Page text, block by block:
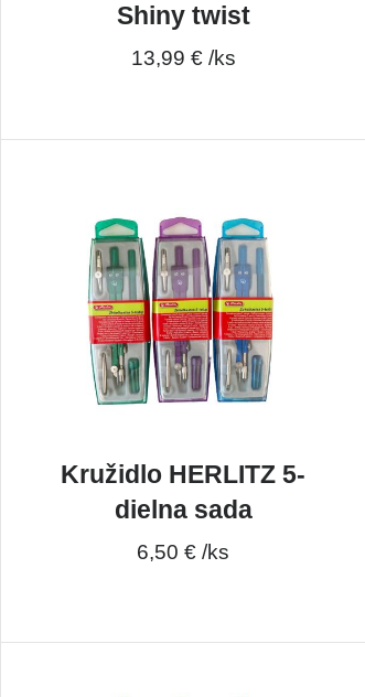
Shiny twist
13,99 € /ks
Kružidlo HERLITZ 5-
dielna sada
6,50 € /ks